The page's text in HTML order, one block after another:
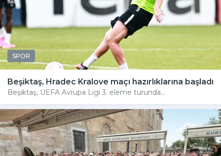
SPOR
Beşiktaş, Hradec Kralove maçı hazırlıklarına başladı
Beşiktaş, UEFA Avrupa Ligi 3. eleme turunda...